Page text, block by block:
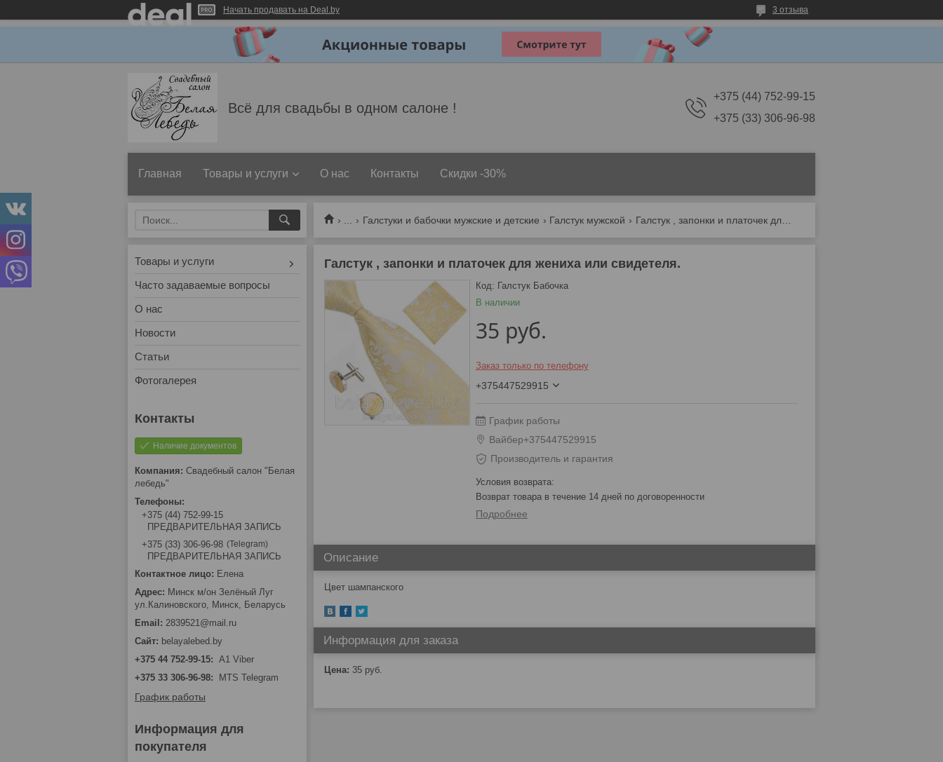
Начать продавать на Deal.by 3 отзыва
Всё для свадьбы в одном салоне !
+375 (44) 752-99-15
+375 (33) 306-96-98
Главная Товары и услуги О нас Контакты Скидки -30%
Галстуки и бабочки мужские и детские Галстук мужской
Галстук , запонки и платочек для жениха или свидетеля.
В наличии
Код: Галстук Бабочка
35 руб.
Заказ только по телефону
+375447529915
График работы
Вайбер+375447529915
Производитель и гарантия
возврат товара в течение 14 дней по договоренности
Подробнее
Описание
Цвет шампанского
Информация для заказа
Цена: 35 руб.
Товары и услуги
Часто задаваемые вопросы
О нас
Новости
Статьи
Фотогалерея
Наличие документов
Свадебный салон "Белая
лебедь"
+375 (44) 752-99-15
ПРЕДВАРИТЕЛЬНАЯ ЗАПИСЬ
+375 (33) 306-96-98
Telegram
ПРЕДВАРИТЕЛЬНАЯ ЗАПИСЬ
Елена
Минск м/он Зелёный Луг
ул.Калиновского, Минск, Беларусь
2839521@mail.ru
belayalebed.by
+375 44 752-99-15
A1 Viber
+375 33 306-96-98
MTS Telegram
График работы
Информация для
покупателя